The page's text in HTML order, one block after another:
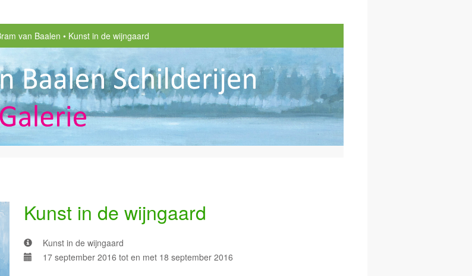
van Baalen Kunst in de wijngaard
Kunst in de wijngaard
Kunst in de wijngaard
17 september 2016 tot en met 18 september 2016